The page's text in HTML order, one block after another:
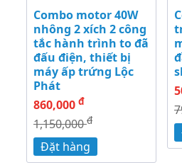
Combo motor 40W
nhông 2 xích 2 công
tắc hành trình to đã
đấu điện, thiết bị
máy ấp trứng Lộc
Phát
860,000 đ
1,150,000đ
Đặt hàng